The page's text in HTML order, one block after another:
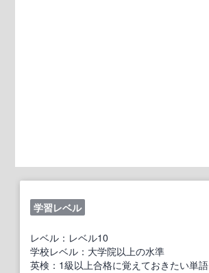
学習レベル
レベル：レベル10
学校レベル：大学院以上の水準
英検：1級以上合格に覚えておきたい単語